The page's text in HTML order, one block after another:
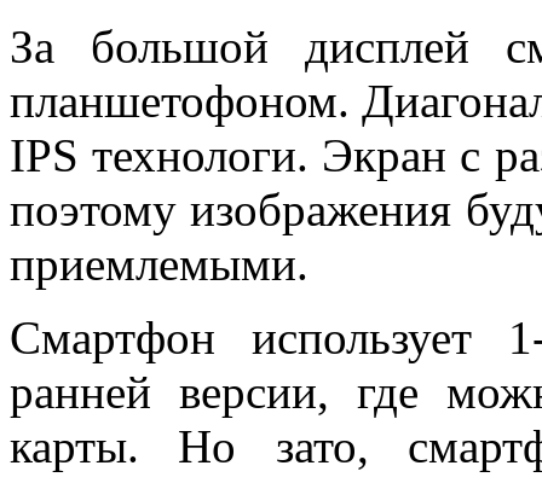
За большой дисплей
планшетофоном.
IPS технологи. Экран с
поэтому изображения
приемлемыми.
Смартфон использует
ранней версии, где
карты. Но зато,